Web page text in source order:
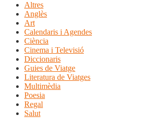
Altres
Anglès
Art
Calendaris i Agendes
Ciència
Cinema i Televisió
Diccionaris
Guies de Viatge
Literatura de Viatges
Multimèdia
Poesia
Regal
Salut